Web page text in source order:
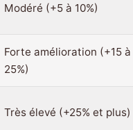
Modéré (+5 à 10%)
Forte amélioration (+15 à
25%)
Très élevé (+25% et plus)